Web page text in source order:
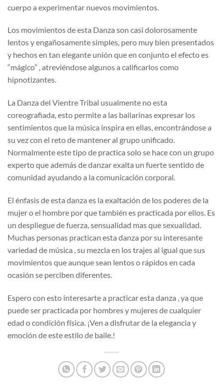
cuerpo a experimentar nuevos movimientos.
Los movimientos de esta Danza son casi dolorosamente
lentos y engañosamente simples, pero muy bien presentados
y hechos en tan elegante unión que en conjunto el efecto es
“mágico” , atreviéndose algunos a calificarlos como
hipnotizantes.
La Danza del Vientre Tribal usualmente no esta
coreografiada, esto permite a las bailarinas expresar los
sentimientos que la música inspira en ellas, encontrándose a
su vez con el reto de mantener al grupo unificado.
Normalmente este tipo de practica solo se hace con un grupo
experto que además de danzar exalta un fuerte sentido de
comunidad ayudando a la comunicación corporal.
El énfasis de esta danza es la exaltación de los poderes de la
mujer o el hombre por que también es practicada por ellos. Es
un despliegue de fuerza, sensualidad mas que sexualidad.
Muchas personas practican esta danza por su interesante
variedad de música , su mezcla en los trajes al igual que sus
movimientos que aunque sean lentos o rápidos en cada
ocasión se perciben diferentes.
Espero con esto interesarte a practicar esta danza , ya que
puede ser practicada por hombres y mujeres de cualquier
edad o condición física. ¡Ven a disfrutar de la elegancia y
emoción de este estilo de baile.!